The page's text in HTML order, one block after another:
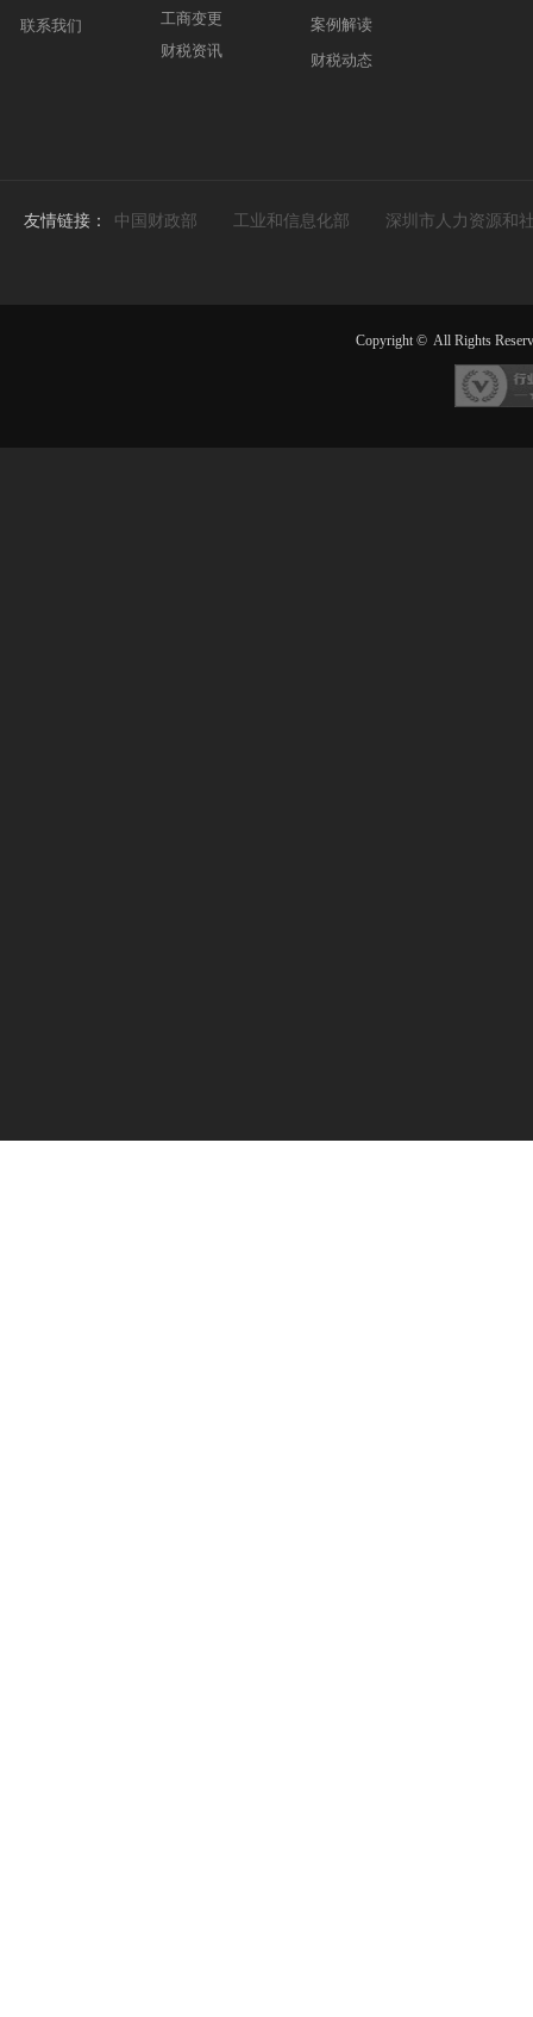
友情链接：
工商变更
财税资讯
案例解读
财税动态
联系我们
中国财政部 工业和信息化部 深圳市人力资源和
Copyright © All Rights